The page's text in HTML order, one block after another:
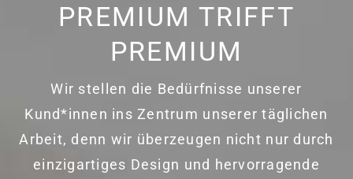
PREMIUM TRIFFT
PREMIUM
Wir stellen die Bedürfnisse unserer
Kund*innen ins Zentrum unserer täglichen
Arbeit, denn wir überzeugen nicht nur durch
einzigartiges Design und hervorragende